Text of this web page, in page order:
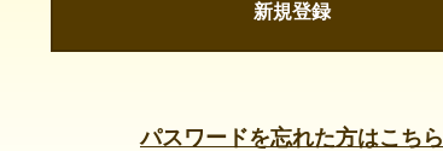
新規登録
パスワードを忘れた方はこちら